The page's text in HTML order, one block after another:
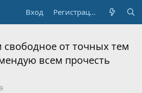
Вход Регистрация
от точных тем
всем прочесть